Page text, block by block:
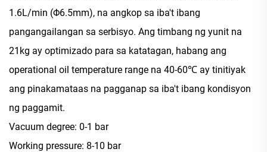
1.6L/min (Φ6.5mm), na angkop sa iba't ibang
pangangailangan sa serbisyo. Ang timbang ng yunit na
21kg ay optimizado para sa katatagan, habang ang
operational oil temperature range na 40-60℃ ay tinitiyak
ang pinakamataas na pagganap sa iba't ibang kondisyon
ng paggamit.
Vacuum degree: 0-1 bar
Working pressure: 8-10 bar